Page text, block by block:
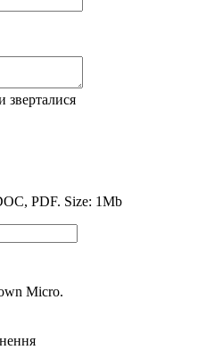
зверталися
PDF. Size: 1Mb
Micro.